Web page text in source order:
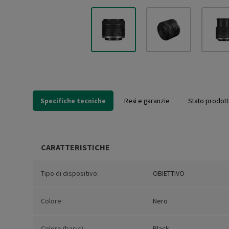
Specifiche tecniche Resi e garanzie Stato
CARATTERISTICHE
Tipo di dispositivo: OBIETTIVO
Colore: Nero